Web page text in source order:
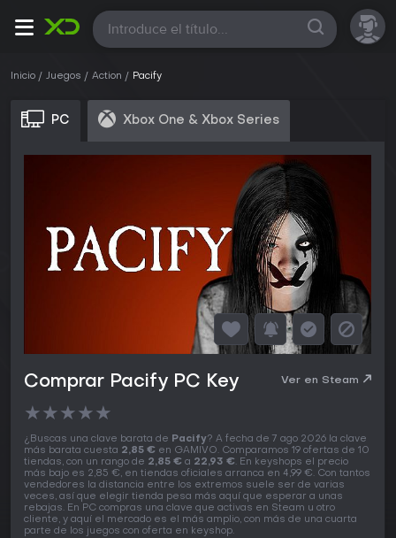
Todas
Inicio Juegos Action Pacify
PC Xbox One & Xbox Series
Comprar Pacify PC Key Ver en Steam
★★★★★
¿Buscas una clave barata de Pacify? A fecha de 7 ago 2026 la clave
más barata cuesta 2,85 € en GAMIVO. Comparamos 19 ofertas de 10
tiendas, con un rango de 2,85 € a 22,93 €. En keyshops el precio
más bajo es 2,85 €, en tiendas oficiales arranca en 4,99 €. Con tantos
vendedores la distancia entre los extremos suele ser de varias
veces, así que elegir tienda pesa más aquí que esperar a unas
rebajas. En PC compras una clave que activas en Steam u otro
cliente, y aquí el mercado es el más amplio, con más de una cuarta
parte de los juegos con oferta en keyshop.